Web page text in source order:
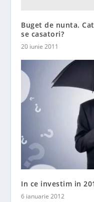
Buget de nunta.
se casatori?
20 iunie 2011
In ce investim in
6 ianuarie 2012